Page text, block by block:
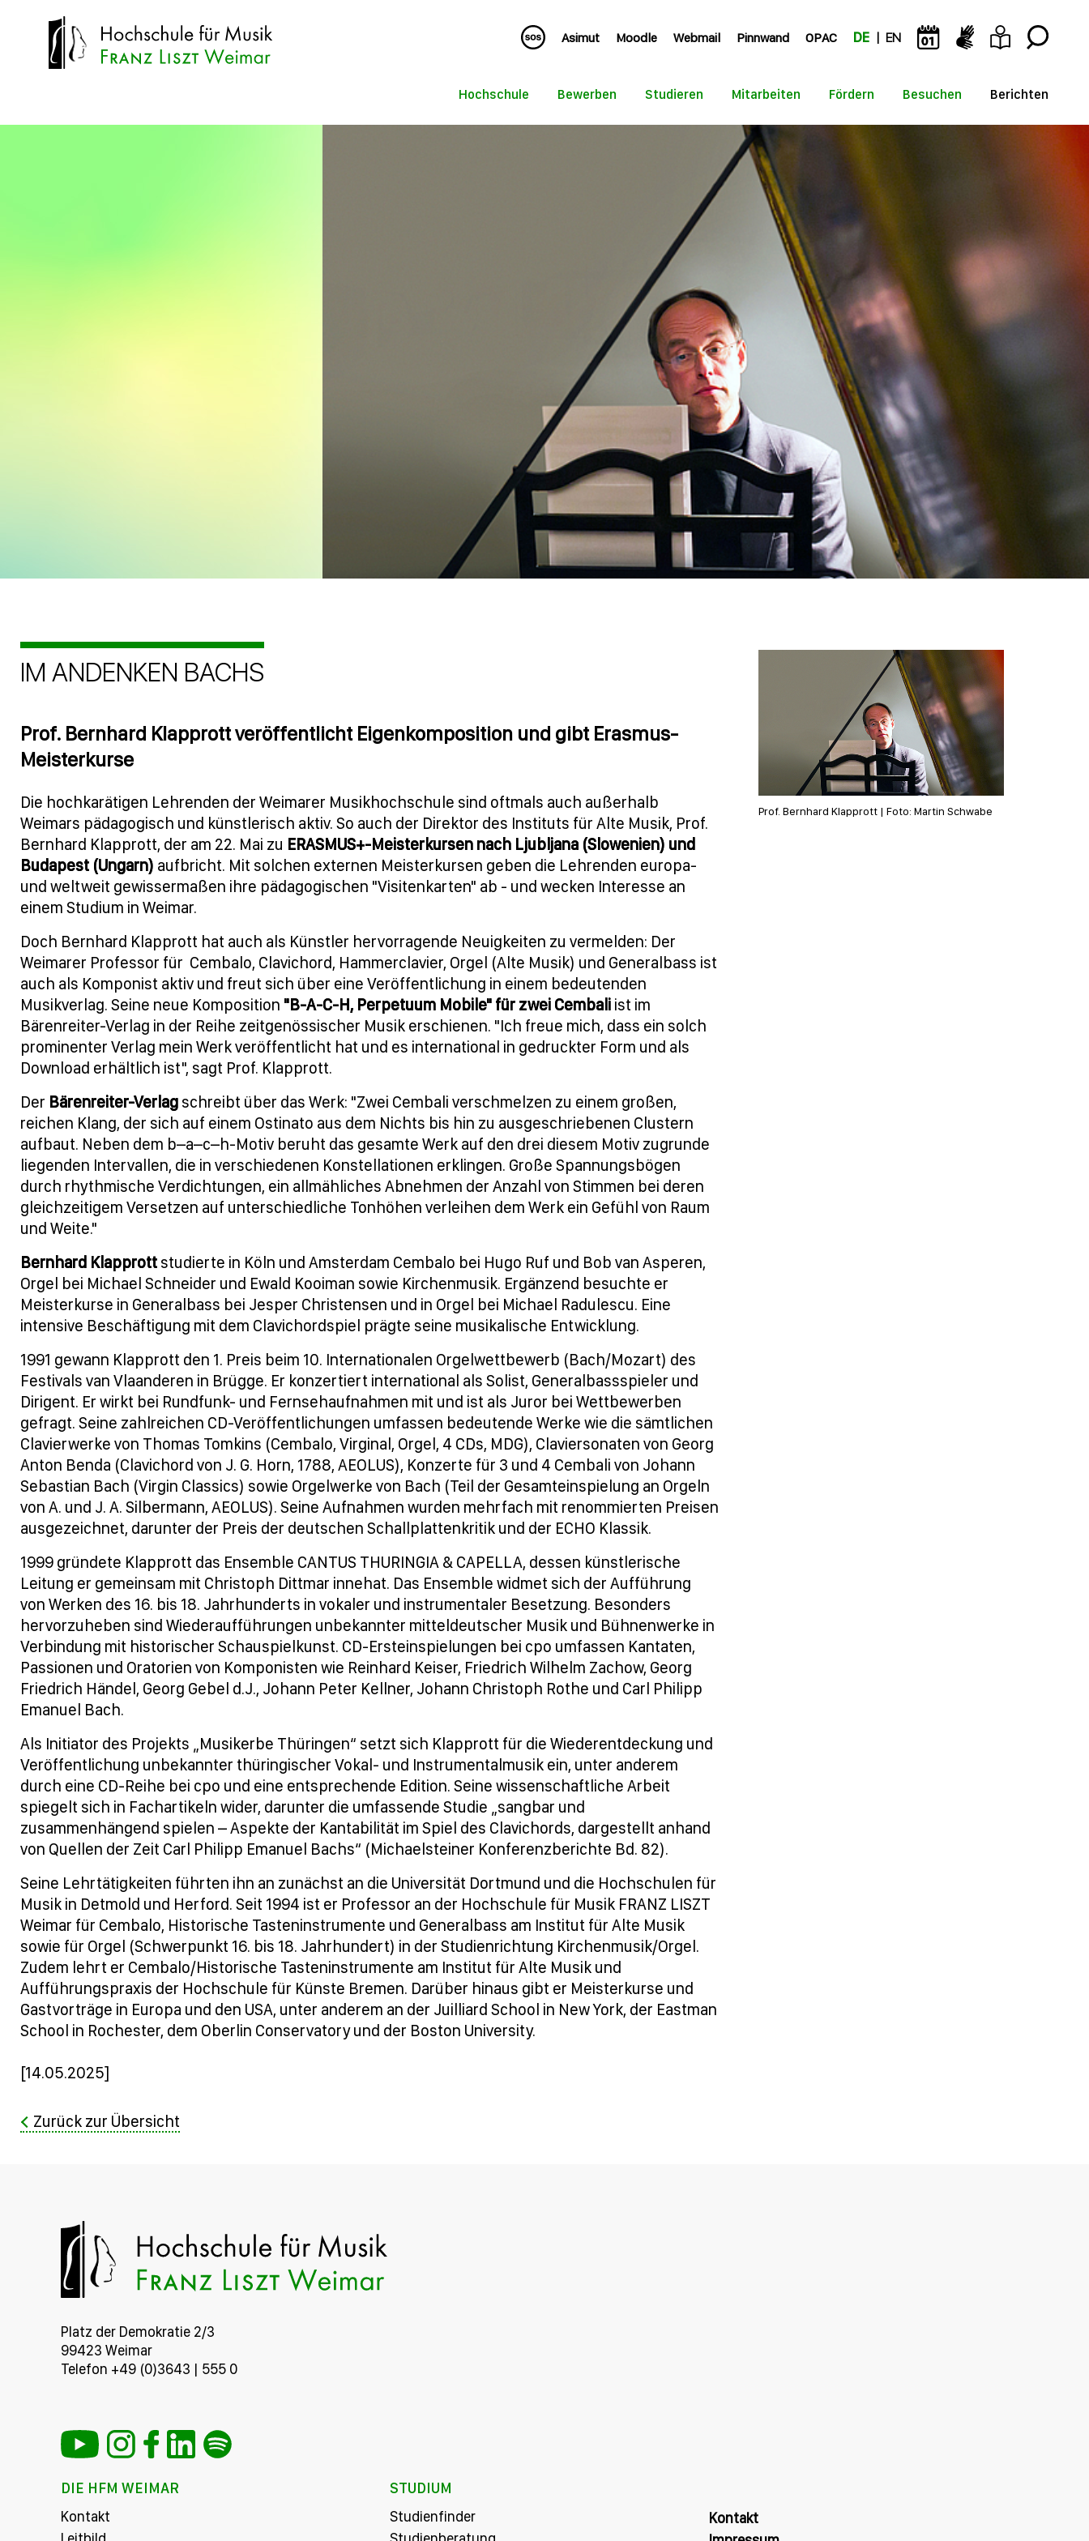
Asimut Moodle Webmail Pinnwand OPAC DE EN
Hochschule Bewerben Studieren Mitarbeiten Fördern Besuchen Berichten
Prof. Bernhard Klapprott | Foto: Martin Schwabe
IM ANDENKEN BACHS
Prof. Bernhard Klapprott veröffentlicht Eigenkomposition und gibt Erasmus-
Meisterkurse
Die hochkarätigen Lehrenden der Weimarer Musikhochschule sind oftmals auch außerhalb
Weimars pädagogisch und künstlerisch aktiv. So auch der Direktor des Instituts für Alte Musik, Prof.
Bernhard Klapprott, der am 22. Mai zu ERASMUS+-Meisterkursen nach Ljubljana (Slowenien) und
Budapest (Ungarn) aufbricht. Mit solchen externen Meisterkursen geben die Lehrenden europa-
und weltweit gewissermaßen ihre pädagogischen "Visitenkarten" ab - und wecken Interesse an
einem Studium in Weimar.
Doch Bernhard Klapprott hat auch als Künstler hervorragende Neuigkeiten zu vermelden: Der
Weimarer Professor für Cembalo, Clavichord, Hammerclavier, Orgel (Alte Musik) und Generalbass ist
auch als Komponist aktiv und freut sich über eine Veröffentlichung in einem bedeutenden
Musikverlag. Seine neue Komposition "B-A-C-H, Perpetuum Mobile" für zwei Cembali ist im
Bärenreiter-Verlag in der Reihe zeitgenössischer Musik erschienen. "Ich freue mich, dass ein solch
prominenter Verlag mein Werk veröffentlicht hat und es international in gedruckter Form und als
Download erhältlich ist", sagt Prof. Klapprott.
Der Bärenreiter-Verlag schreibt über das Werk: "Zwei Cembali verschmelzen zu einem großen,
reichen Klang, der sich auf einem Ostinato aus dem Nichts bis hin zu ausgeschriebenen Clustern
aufbaut. Neben dem b–a–c–h-Motiv beruht das gesamte Werk auf den drei diesem Motiv zugrunde
liegenden Intervallen, die in verschiedenen Konstellationen erklingen. Große Spannungsbögen
durch rhythmische Verdichtungen, ein allmähliches Abnehmen der Anzahl von Stimmen bei deren
gleichzeitigem Versetzen auf unterschiedliche Tonhöhen verleihen dem Werk ein Gefühl von Raum
und Weite."
Bernhard Klapprott studierte in Köln und Amsterdam Cembalo bei Hugo Ruf und Bob van Asperen,
Orgel bei Michael Schneider und Ewald Kooiman sowie Kirchenmusik. Ergänzend besuchte er
Meisterkurse in Generalbass bei Jesper Christensen und in Orgel bei Michael Radulescu. Eine
intensive Beschäftigung mit dem Clavichordspiel prägte seine musikalische Entwicklung.
1991 gewann Klapprott den 1. Preis beim 10. Internationalen Orgelwettbewerb (Bach/Mozart) des
Festivals van Vlaanderen in Brügge. Er konzertiert international als Solist, Generalbassspieler und
Dirigent. Er wirkt bei Rundfunk- und Fernsehaufnahmen mit und ist als Juror bei Wettbewerben
gefragt. Seine zahlreichen CD-Veröffentlichungen umfassen bedeutende Werke wie die sämtlichen
Clavierwerke von Thomas Tomkins (Cembalo, Virginal, Orgel, 4 CDs, MDG), Claviersonaten von Georg
Anton Benda (Clavichord von J. G. Horn, 1788, AEOLUS), Konzerte für 3 und 4 Cembali von Johann
Sebastian Bach (Virgin Classics) sowie Orgelwerke von Bach (Teil der Gesamteinspielung an Orgeln
von A. und J. A. Silbermann, AEOLUS). Seine Aufnahmen wurden mehrfach mit renommierten Preisen
ausgezeichnet, darunter der Preis der deutschen Schallplattenkritik und der ECHO Klassik.
1999 gründete Klapprott das Ensemble CANTUS THURINGIA & CAPELLA, dessen künstlerische
Leitung er gemeinsam mit Christoph Dittmar innehat. Das Ensemble widmet sich der Aufführung
von Werken des 16. bis 18. Jahrhunderts in vokaler und instrumentaler Besetzung. Besonders
hervorzuheben sind Wiederaufführungen unbekannter mitteldeutscher Musik und Bühnenwerke in
Verbindung mit historischer Schauspielkunst. CD-Ersteinspielungen bei cpo umfassen Kantaten,
Passionen und Oratorien von Komponisten wie Reinhard Keiser, Friedrich Wilhelm Zachow, Georg
Friedrich Händel, Georg Gebel d.J., Johann Peter Kellner, Johann Christoph Rothe und Carl Philipp
Emanuel Bach.
Als Initiator des Projekts „Musikerbe Thüringen“ setzt sich Klapprott für die Wiederentdeckung und
Veröffentlichung unbekannter thüringischer Vokal- und Instrumentalmusik ein, unter anderem
durch eine CD-Reihe bei cpo und eine entsprechende Edition. Seine wissenschaftliche Arbeit
spiegelt sich in Fachartikeln wider, darunter die umfassende Studie „sangbar und
zusammenhängend spielen – Aspekte der Kantabilität im Spiel des Clavichords, dargestellt anhand
von Quellen der Zeit Carl Philipp Emanuel Bachs“ (Michaelsteiner Konferenzberichte Bd. 82).
Seine Lehrtätigkeiten führten ihn an zunächst an die Universität Dortmund und die Hochschulen für
Musik in Detmold und Herford. Seit 1994 ist er Professor an der Hochschule für Musik FRANZ LISZT
Weimar für Cembalo, Historische Tasteninstrumente und Generalbass am Institut für Alte Musik
sowie für Orgel (Schwerpunkt 16. bis 18. Jahrhundert) in der Studienrichtung Kirchenmusik/Orgel.
Zudem lehrt er Cembalo/Historische Tasteninstrumente am Institut für Alte Musik und
Aufführungspraxis der Hochschule für Künste Bremen. Darüber hinaus gibt er Meisterkurse und
Gastvorträge in Europa und den USA, unter anderem an der Juilliard School in New York, der Eastman
School in Rochester, dem Oberlin Conservatory und der Boston University.
[14.05.2025]
Zurück zur Übersicht
Platz der Demokratie 2/3
99423 Weimar
Telefon +49 (0)3643 | 555 0
DIE HFM WEIMAR
Kontakt
STUDIUM
Studienfinder
Kontakt